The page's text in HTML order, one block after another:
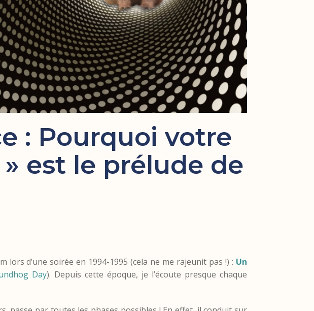
: Pourquoi votre
est le prélude de
lors d’une soirée en 1994-1995 (cela ne me rajeunit pas !) : Un
Day). Depuis cette époque, je l’écoute presque chaque